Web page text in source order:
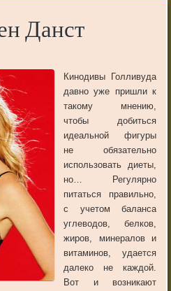
Данст
Кинодивы Голливуда
давно уже пришли к
такому мнению,
чтобы добиться
идеальной фигуры
не обязательно
использовать диеты,
но… Регулярно
питаться правильно,
с учетом баланса
углеводов, белков,
жиров, минералов и
витаминов, удается
далеко не каждой.
Вот и возникают